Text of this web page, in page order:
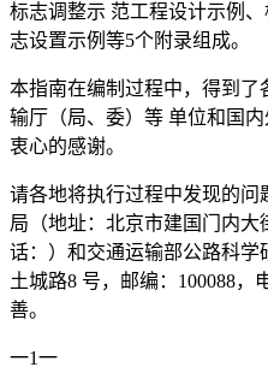
标志调整示 范工程设计示例
志设置示例等5个附录组成。
本指南在编制过程中，得到
输厅（局、委）等 单位和国
衷心的感谢。
请各地将执行过程中发现的
局（地址：北京市建国门内大
话：）和交通运输部公路科
土城路8 号，邮编：100088
善。
一1一